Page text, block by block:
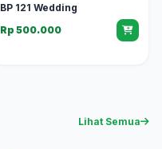
BP 121 Wedding
Rp 500.000
Lihat Semua